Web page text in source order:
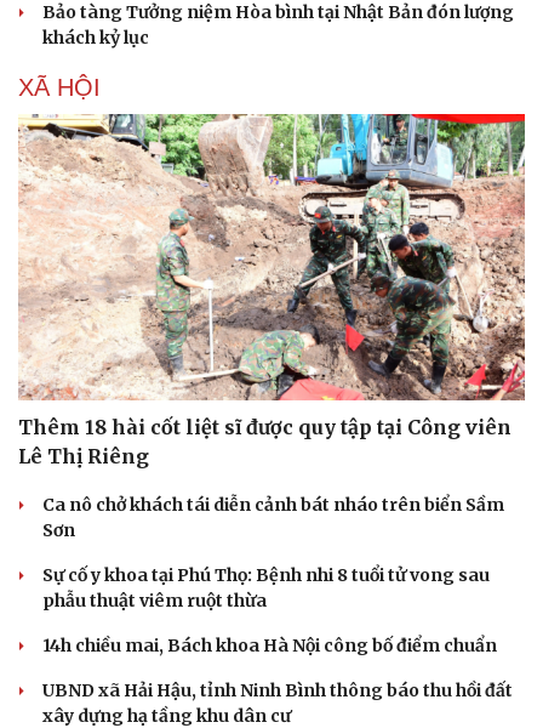
Bảo tàng Tưởng niệm Hòa bình tại Nhật Bản đón lượng
khách kỷ lục
XÃ HỘI
Thêm 18 hài cốt liệt sĩ được quy tập tại Công viên
Lê Thị Riêng
Ca nô chở khách tái diễn cảnh bát nháo trên biển Sầm
Sơn
Sự cố y khoa tại Phú Thọ: Bệnh nhi 8 tuổi tử vong sau
phẫu thuật viêm ruột thừa
14h chiều mai, Bách khoa Hà Nội công bố điểm chuẩn
UBND xã Hải Hậu, tỉnh Ninh Bình thông báo thu hồi đất
xây dựng hạ tầng khu dân cư